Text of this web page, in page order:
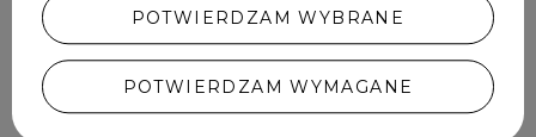
POTWIERDZAM WYBRANE
POTWIERDZAM WYMAGANE